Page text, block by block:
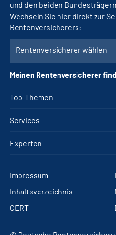
Top-Themen
Services
Experten
und den beiden Bundesträgern
Wechseln Sie hier direkt zur
Rentenversicherers:
Rentenversicherer wählen
Meinen Rentenversicherer
Impressum
Inhaltsverzeichnis
CERT